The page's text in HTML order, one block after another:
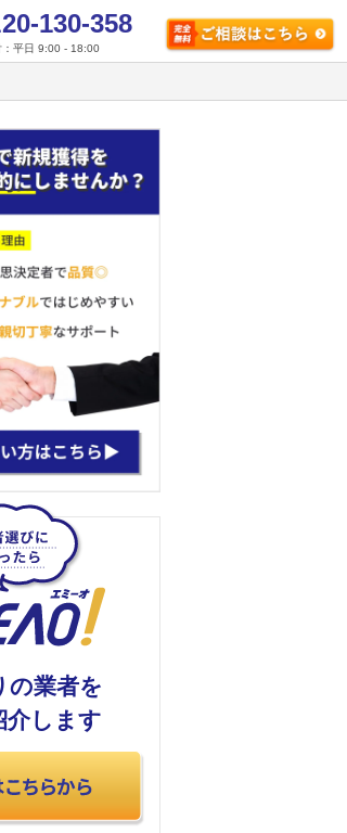
130-358
：平日 9:00 - 18:00
の業者を
介します